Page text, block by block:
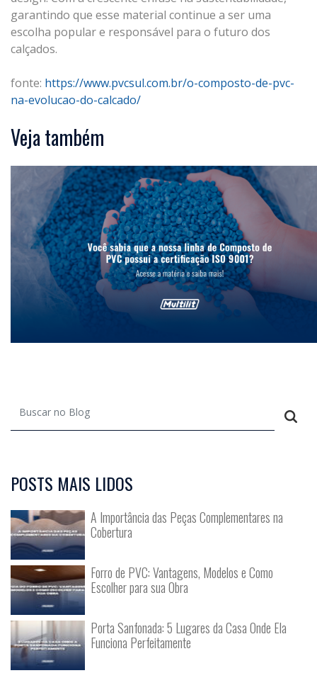
garantindo que esse material continue a ser uma
escolha popular e responsável para o futuro dos
calçados.
fonte: https://www.pvcsul.com.br/o-composto-de-pvc-
na-evolucao-do-calcado/
Veja também
POSTS MAIS LIDOS
A Importância das Peças Complementares na
Cobertura
Forro de PVC: Vantagens, Modelos e Como
Escolher para sua Obra
Porta Sanfonada: 5 Lugares da Casa Onde Ela
Funciona Perfeitamente